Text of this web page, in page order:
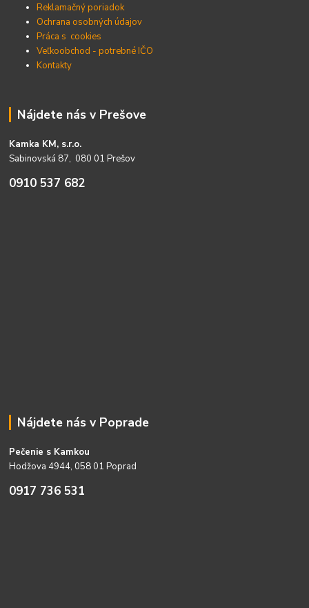
Reklamačný poriadok
Ochrana osobných údajov
Práca s cookies
Veľkoobchod - potrebné IČO
Kontakty
Nájdete nás v Prešove
Kamka KM, s.r.o.
Sabinovská 87, 080 01 Prešov
0910 537 682
Nájdete nás v Poprade
Pečenie s Kamkou
Hodžova 4944, 058 01 Poprad
0917 736 531